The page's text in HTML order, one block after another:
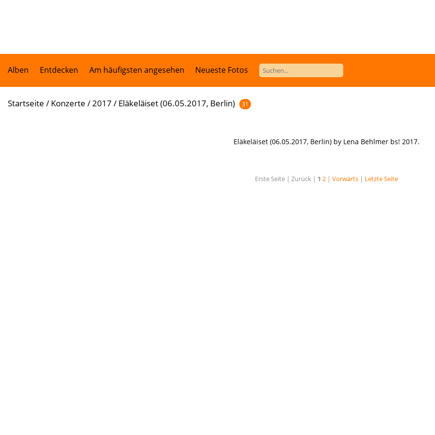
Alben Entdecken Am häufigsten angesehen Neueste Fotos
Startseite / Konzerte /2017 / Eläkeläiset (06.05.2017, Berlin) 31
Eläkeläiset (06.05.2017, Berlin) by Lena Behlmer bs! 2017.
Erste Seite | Zurück | 1 2 | Vorwärts | Letzte Seite